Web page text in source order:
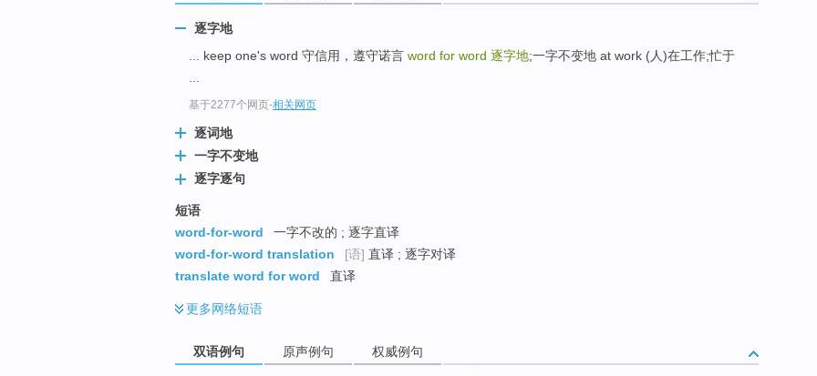
逐字地
... keep one's word 守信用，遵守诺言 word for word 逐字地;一字不变地 at work (人)在工作;忙于
基于2277个网页-相关网页
逐词地
一字不变地
逐字逐句
短语
word-for-word
一字不改的 ; 逐字直译
word-for-word translation
[语] 直译 ; 逐字对译
translate word for word
直译
更多网络短语
双语例句 原声例句 权威例句